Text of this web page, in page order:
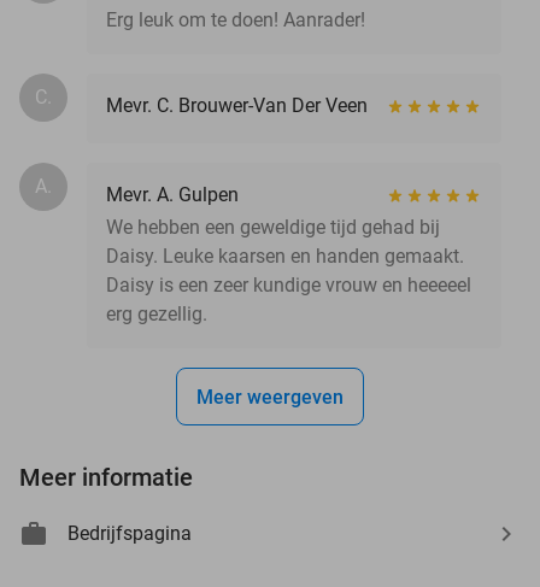
Erg leuk om te doen! Aanrader!
C. Mevr. C. Brouwer-Van Der Veen
A.
Mevr. A. Gulpen
We hebben een geweldige tijd gehad bij
Daisy. Leuke kaarsen en handen gemaakt.
Daisy is een zeer kundige vrouw en heeeeel
erg gezellig.
Meer weergeven
Meer informatie
Bedrijfspagina